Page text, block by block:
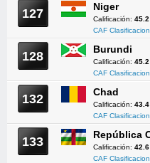
127 Niger
Calificación: 45.2
CAF
128 Burundi
Calificación: 45.2
CAF
132 Chad
Calificación: 43.4
CAF
133 República
Calificación: 42.6
CAF